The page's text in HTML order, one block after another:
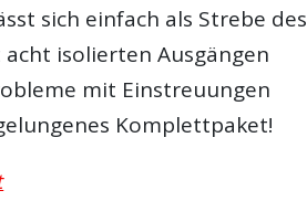
sich einfach als Strebe des
isolierten Ausgängen
mit Einstreuungen
Komplettpaket!